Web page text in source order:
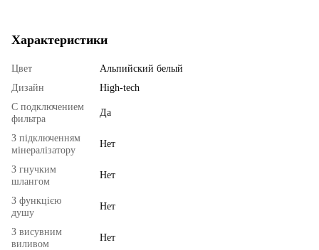
Характеристики
Цвет
Альпийский белый
Дизайн
High-tech
С подключением
фильтра
Да
З підключенням
мінералізатору
Нет
З гнучким
шлангом
Нет
З функцією
душу
Нет
З висувним
виливом
Нет